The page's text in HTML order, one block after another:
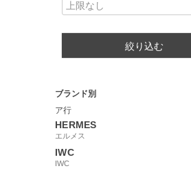
絞り込む
ブランド別
ア行
HERMES
エルメス
IWC
IWC